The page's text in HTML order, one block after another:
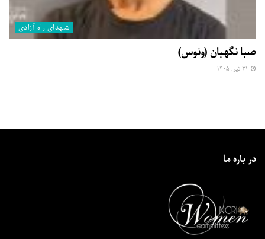
شهدای راه آزادی
صبا نگهبان (ونوس)
در باره ما